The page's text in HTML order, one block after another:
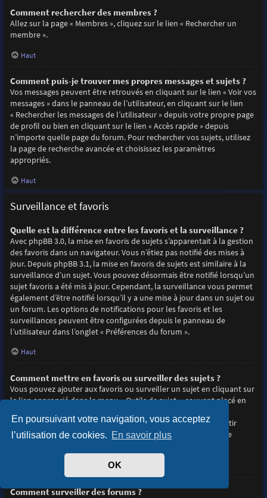
En poursuivant votre navigation, vous acceptez
l’utilisation de cookies. En savoir plus
OK
Comment rechercher des membres ?
Allez sur la page « Membres », cliquez sur le lien « Rechercher un
membre ».
Haut
Comment puis-je trouver mes propres messages et sujets ?
Vos messages peuvent être retrouvés en cliquant sur le lien « Voir vos
messages » dans le panneau de l’utilisateur, en cliquant sur le lien
« Rechercher les messages de l’utilisateur » depuis votre propre page
de profil ou bien en cliquant sur le lien « Accès rapide » depuis
n’importe quelle page du forum. Pour rechercher vos sujets, utilisez
la page de recherche avancée et choisissez les paramètres
appropriés.
Haut
Surveillance et favoris
Quelle est la différence entre les favoris et la surveillance ?
Avec phpBB 3.0, la mise en favoris de sujets s’apparentait à la gestion
des favoris dans un navigateur. Vous n’étiez pas notifié des mises à
jour. Depuis phpBB 3.1, la mise en favoris de sujets est similaire à la
surveillance d’un sujet. Vous pouvez désormais être notifié lorsqu’un
sujet favoris a été mis à jour. Cependant, la surveillance vous permet
également d’être notifié lorsqu’il y a une mise à jour dans un sujet ou
un forum. Les options de notifications pour les favoris et les
surveillances peuvent être configurées depuis le panneau de
l’utilisateur dans l’onglet « Préférences du forum ».
Haut
Comment mettre en favoris ou surveiller des sujets ?
Vous pouvez ajouter aux favoris ou surveiller un sujet en cliquant sur
le lien approprié dans le menu « Outils de sujet », souvent placé en
Répondre à un sujet en cochant la case du formulaire « M’avertir
lorsqu’une réponse est postée » vous permettra également de
Comment surveiller des forums ?